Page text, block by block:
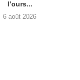
l’ours...
6 août 2026